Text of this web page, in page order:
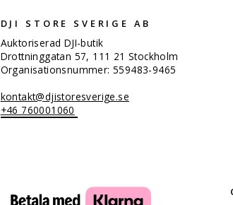
DJI STORE SVERIGE AB
Auktoriserad DJI-butik
Drottninggatan 57, 111 21 Stockholm
Organisationsnummer: 559483-9465
kontakt@djistoresverige.se
+46 760001060